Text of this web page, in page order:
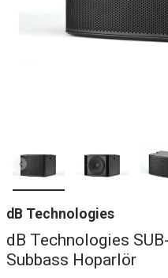
dB Technologies
dB Technologies
Subbass Hoparlör